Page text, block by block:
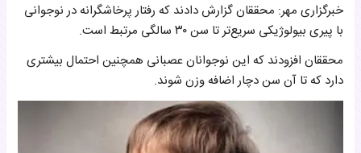
خبرگزاری مهر: محققان گزارش دادند که رفتار پرخاشگرانه در نوجوانی
با پیری بیولوژیکی سریع‌تر تا سن ۳۰ سالگی مرتبط است.
محققان افزودند که این نوجوانان عصبانی همچنین احتمال بیشتری
دارد که تا آن سن دچار اضافه وزن شوند.